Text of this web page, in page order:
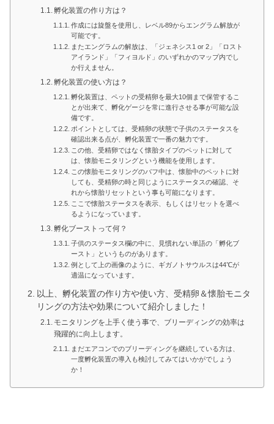
孵化装置の作り方は？
作成には旋盤を使用し、レベル89からエングラム解放が
可能です。
またエングラムの解放は、「ジェネシス1 or 2」「ロスト
アイランド」「フィヨルド」のいずれかのマップ内でし
か行えません。
孵化装置の使い方は？
孵化装置は、ペットの受精卵を最大10個まで保管するこ
とが出来て、孵化ゲージを常に進行させる事が可能な設
備です。
ポイントとしては、受精卵の状態で子供のステータスを
確認出来る点が、孵化装置で一番の魅力です。
この他、受精卵ではなく懐胎タイプのペットに対して
は、懐胎モニタリングという機能を使用します。
この懐胎モニタリングのバフ中は、懐胎中のペットに対
しても、受精卵の時と同じようにステータスの確認、そ
れから懐胎リセットという事も可能になります。
ここで懐胎ステータスを表示、もしくはリセットを選べ
るようになっています。
孵化ブーストって何？
子供のステータス欄の中に、見慣れない単語の「孵化ブ
ースト」というものがあります。
例として上の画像のように、ギガノトサウルスは44℃が
適温になっています。
以上、孵化装置の作り方や使い方、受精卵＆懐胎モニタ
リングの方法や効果について紹介しました！
モニタリングを上手く使う事で、ブリーディングの効率は
飛躍的に向上します。
まだエアコンでのブリーディングを継続している方は、
一度孵化装置の導入も検討してみてはいかがでしょう
か！